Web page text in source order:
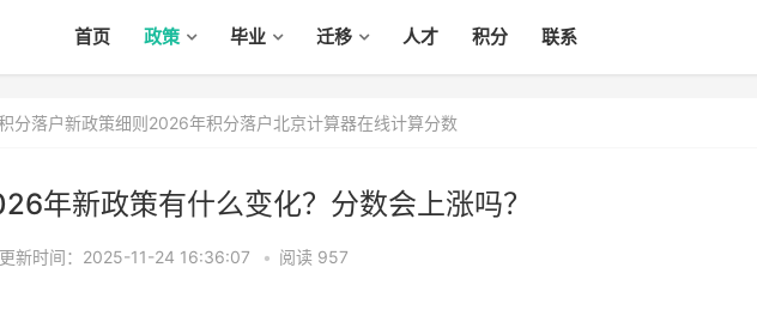
首页 政策 毕业 迁移 人才 积分 联系
分落户新政策细则2026年积分落户北京计算器在线计算分数
年新政策有什么变化？分数会上涨吗？
更新时间：2025-11-24 16:36:07 • 阅读 957